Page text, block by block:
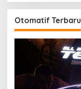
Otomatif Terbaru